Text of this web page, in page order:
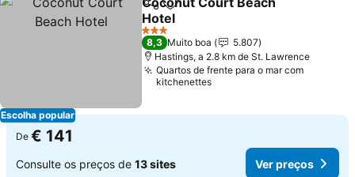
Escolha popular
PartilharAdicionar aos favoritos
Hotel
3 Estrelas
8,3 Muito boa
5.807
Hastings, a 2.8 km de St. Lawrence
Quartos de frente para o mar com
kitchenettes
De € 141
Consulte os preços de 13 sites Ver preços